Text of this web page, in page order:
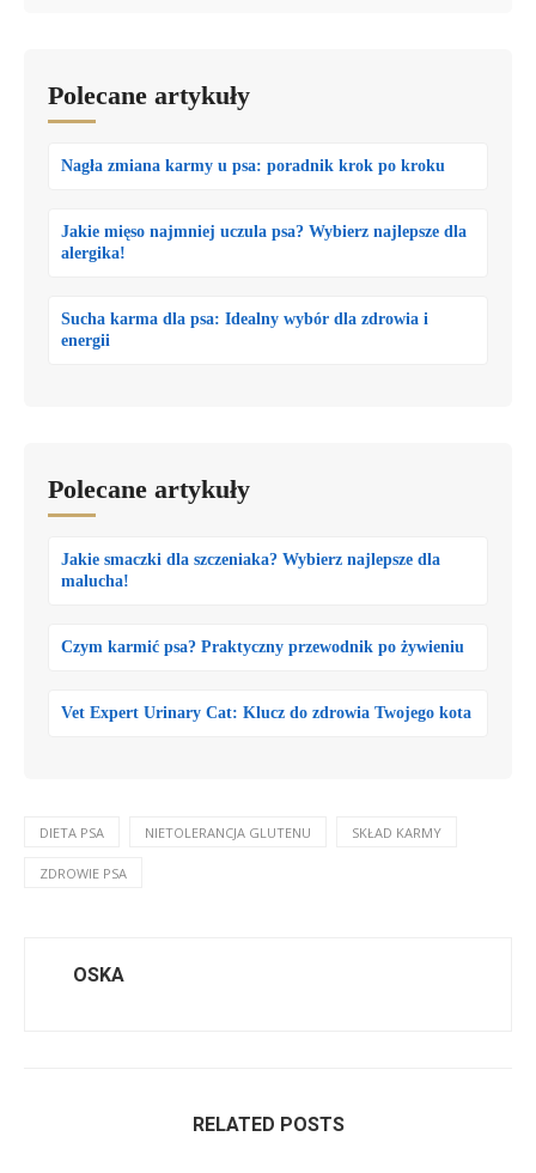
Polecane artykuły
Nagła zmiana karmy u psa: poradnik krok po kroku
Jakie mięso najmniej uczula psa? Wybierz najlepsze dla
alergika!
Sucha karma dla psa: Idealny wybór dla zdrowia i
energii
Polecane artykuły
Jakie smaczki dla szczeniaka? Wybierz najlepsze dla
malucha!
Czym karmić psa? Praktyczny przewodnik po żywieniu
Vet Expert Urinary Cat: Klucz do zdrowia Twojego kota
DIETA PSA NIETOLERANCJA GLUTENU SKŁAD KARMY
ZDROWIE PSA
OSKA
RELATED POSTS